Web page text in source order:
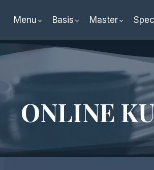
Menu Basis Master
ONLINE